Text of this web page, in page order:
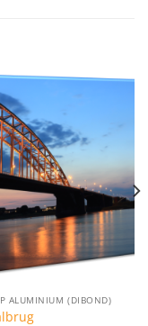
ALUMINIUM (DIBOND)